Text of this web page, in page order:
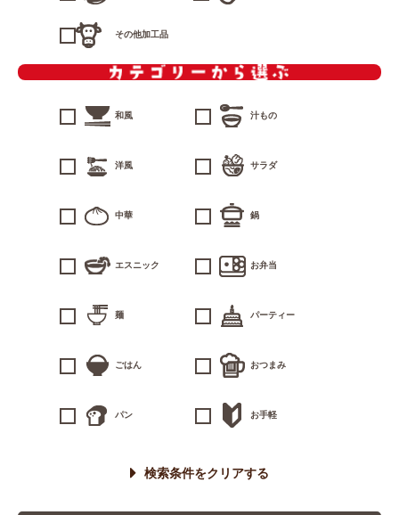
その他加工品
和風
洋風
中華
エスニック
麺
ごはん
パン
汁もの
サラダ
鍋
お弁当
パーティー
おつまみ
お手軽
検索条件をクリアする